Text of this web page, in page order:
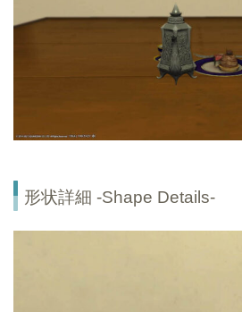
形状詳細 -Shape Details-